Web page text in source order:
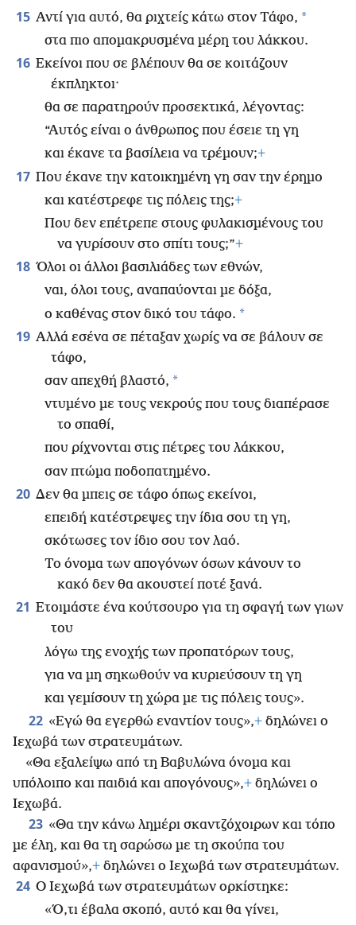
15 Αντί για αυτό, θα ριχτείς κάτω στον Τάφο, *
στα πιο απομακρυσμένα μέρη του λάκκου.
16 Εκείνοι που σε βλέπουν θα σε κοιτάζουν
έκπληκτοι·
θα σε παρατηρούν προσεκτικά, λέγοντας:
“Αυτός είναι ο άνθρωπος που έσειε τη γη
και έκανε τα βασίλεια να τρέμουν;+
17 Που έκανε την κατοικημένη γη σαν την έρημο
και κατέστρεφε τις πόλεις της;+
Που δεν επέτρεπε στους φυλακισμένους του
να γυρίσουν στο σπίτι τους;”+
18 Όλοι οι άλλοι βασιλιάδες των εθνών,
ναι, όλοι τους, αναπαύονται με δόξα,
ο καθένας στον δικό του τάφο. *
19 Αλλά εσένα σε πέταξαν χωρίς να σε βάλουν σε
τάφο,
σαν απεχθή βλαστό, *
ντυμένο με τους νεκρούς που τους διαπέρασε
το σπαθί,
που ρίχνονται στις πέτρες του λάκκου,
σαν πτώμα ποδοπατημένο.
20 Δεν θα μπεις σε τάφο όπως εκείνοι,
επειδή κατέστρεψες την ίδια σου τη γη,
σκότωσες τον ίδιο σου τον λαό.
Το όνομα των απογόνων όσων κάνουν το
κακό δεν θα ακουστεί ποτέ ξανά.
21 Ετοιμάστε ένα κούτσουρο για τη σφαγή των γιων
του
λόγω της ενοχής των προπατόρων τους,
για να μη σηκωθούν να κυριεύσουν τη γη
και γεμίσουν τη χώρα με τις πόλεις τους».
22 «Εγώ θα εγερθώ εναντίον τους»,+ δηλώνει ο
Ιεχωβά των στρατευμάτων.
«Θα εξαλείψω από τη Βαβυλώνα όνομα και
υπόλοιπο και παιδιά και απογόνους»,+ δηλώνει ο
Ιεχωβά.
23 «Θα την κάνω λημέρι σκαντζόχοιρων και τόπο
με έλη, και θα τη σαρώσω με τη σκούπα του
αφανισμού»,+ δηλώνει ο Ιεχωβά των στρατευμάτων.
24 Ο Ιεχωβά των στρατευμάτων ορκίστηκε:
«Ό,τι έβαλα σκοπό, αυτό και θα γίνει,